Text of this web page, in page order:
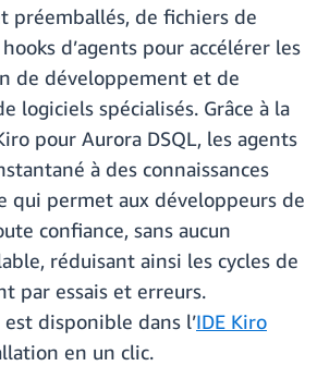
préemballés, de fichiers de
d’agents pour accélérer les
de développement et de
logiciels spécialisés. Grâce à la
pour Aurora DSQL, les agents
à des connaissances
qui permet aux développeurs de
confiance, sans aucun
réduisant ainsi les cycles de
par essais et erreurs.
disponible dans l’IDE Kiro
en un clic.